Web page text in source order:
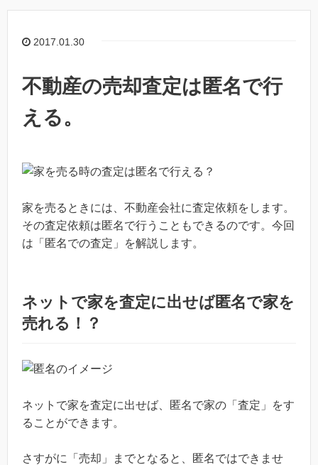
2017.01.30
不動産の売却査定は匿名で行
える。
家を売るときには、不動産会社に査定依頼をします。
その査定依頼は匿名で行うこともできるのです。今回
は「匿名での査定」を解説します。
ネットで家を査定に出せば匿名で家を
売れる！？
ネットで家を査定に出せば、匿名で家の「査定」をす
ることができます。
さすがに「売却」までとなると、匿名ではできませ